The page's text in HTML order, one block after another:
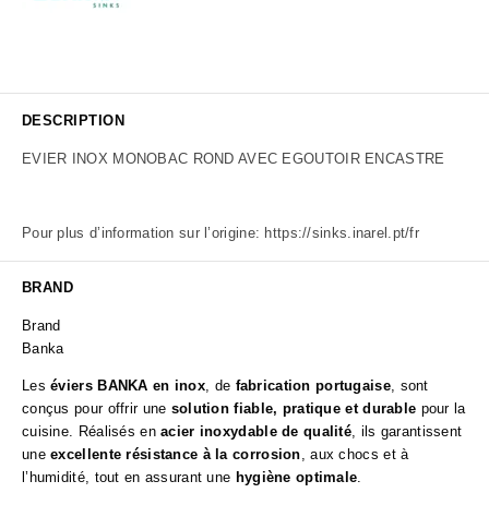
DESCRIPTION
EVIER INOX MONOBAC ROND AVEC EGOUTOIR ENCASTRE
Pour plus d’information sur l’origine: https://sinks.inarel.pt/fr
BRAND
Brand
Banka
Leséviers BANKA en inox, de fabrication portugaise, sont
conçus pour offrir une solution fiable, pratique et durable pour la
cuisine. Réalisés enacier inoxydable de qualité, ils garantissent
uneexcellente résistance à la corrosion, aux chocs et à
l’humidité, tout en assurant une hygiène optimale.